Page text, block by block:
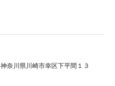
神奈川県川崎市幸区下平間１３